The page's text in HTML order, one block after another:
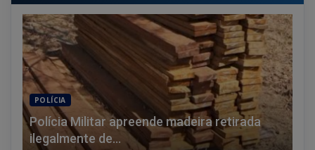
POLÍCIA
Polícia Militar apreende madeira retirada
ilegalmente de...